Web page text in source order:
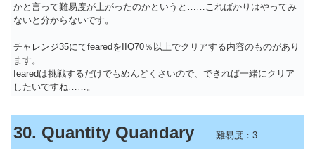
かと言って難易度が上がったのかというと……こればかりはやってみ
ないと分からないです。
チャレンジ35にてfearedをIIQ70％以上でクリアする内容のものがあり
ます。
fearedは挑戦するだけでもめんどくさいので、できれば一緒にクリア
したいですね……。
30. Quantity Quandary 難易度：3